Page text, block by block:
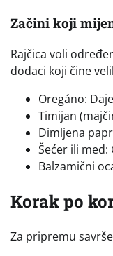
Začini koji
Rajčica voli
dodaci koji čine
Oregáno:
Timijan
Dimljena
Šećer ili
Balzamični
Korak po
Za pripremu